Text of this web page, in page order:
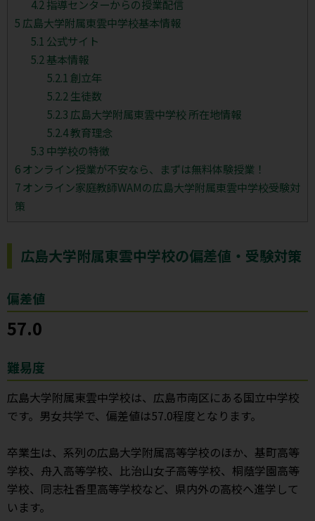
4.2 指導センターからの授業配信
5 広島大学附属東雲中学校基本情報
5.1 公式サイト
5.2 基本情報
5.2.1 創立年
5.2.2 生徒数
5.2.3 広島大学附属東雲中学校 所在地情報
5.2.4教育理念
5.3 中学校の特徴
6オンライン授業が不安なら、まずは無料体験授業！
7オンライン家庭教師WAMの広島大学附属東雲中学校受験対
策
広島大学附属東雲中学校の偏差値・受験対策
偏差値
57.0
難易度
広島大学附属東雲中学校は、広島市南区にある国立中学校
です。男女共学で、偏差値は57.0程度となります。
卒業生は、系列の広島大学附属高等学校のほか、基町高等
学校、舟入高等学校、比治山女子高等学校、桐蔭学園高等
学校、同志社香里高等学校など、県内外の高校へ進学して
います。